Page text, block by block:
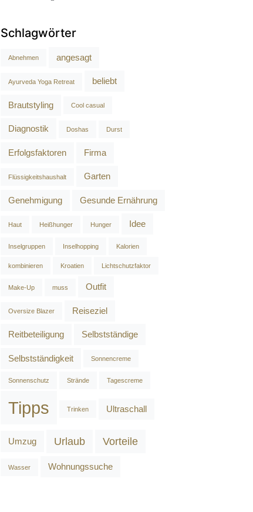
Schlagwörter
Abnehmen angesagt
Ayurveda Yoga Retreat beliebt
Brautstyling Cool casual
Diagnostik Doshas Durst
Erfolgsfaktoren Firma
Flüssigkeitshaushalt Garten
Genehmigung Gesunde Ernährung
Haut Heißhunger Hunger Idee
Inselgruppen Inselhopping Kalorien
kombinieren Kroatien Lichtschutzfaktor
Make-Up muss Outfit
Oversize Blazer Reiseziel
Reitbeteiligung Selbstständige
Selbstständigkeit Sonnencreme
Sonnenschutz Strände Tagescreme
Tipps Trinken Ultraschall
Umzug Urlaub Vorteile
Wasser Wohnungssuche